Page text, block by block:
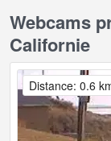
Webcams
Californie
Distance: 0.6